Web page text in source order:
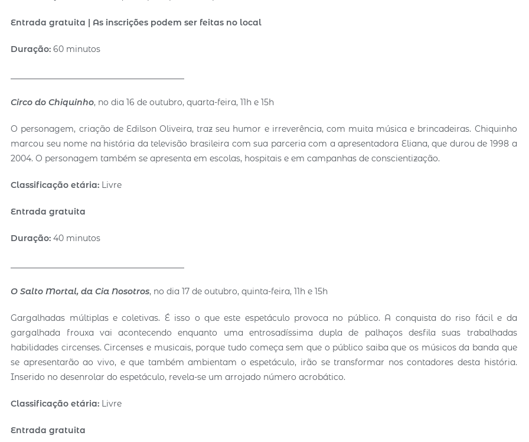
Entrada gratuita | As inscrições podem ser feitas no local
Duração:60 minutos
Circo do Chiquinho, no dia 16 de outubro, quarta-feira, 11h e 15h
O personagem, criação de Edilson Oliveira, traz seu humor e irreverência, com muita música e brincadeiras. Chiquinho
marcou seu nome na história da televisão brasileira com sua parceria com a apresentadora Eliana, que durou de 1998 a
2004. O personagem também se apresenta em escolas, hospitais e em campanhas de conscientização.
Classificação etária: Livre
Entrada gratuita
Duração:40 minutos
O Salto Mortal, da Cia Nosotros, no dia 17 de outubro, quinta-feira, 11h e 15h
Gargalhadas múltiplas e coletivas. É isso o que este espetáculo provoca no público. A conquista do riso fácil e da
gargalhada frouxa vai acontecendo enquanto uma entrosadíssima dupla de palhaços desfila suas trabalhadas
habilidades circenses. Circenses e musicais, porque tudo começa sem que o público saiba que os músicos da banda que
se apresentarão ao vivo, e que também ambientam o espetáculo, irão se transformar nos contadores desta história.
Inserido no desenrolar do espetáculo, revela-se um arrojado número acrobático.
Classificação etária: Livre
Entrada gratuita